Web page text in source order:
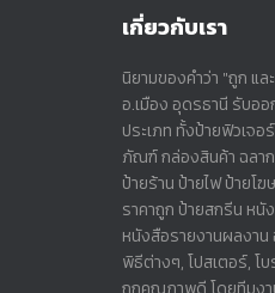
เกี่ยวกับเรา
นิยามของคำว่า "ถูก แ
อ.เมือง อุดรธานี รับ
ประเภท ทั้งป้ายฟิวเจ
ภัณฑ์ กล่องสินค้า ฉลา
ป้ายร้าน ป้ายไฟ ป้ายโ
ราคาถูก ป้ายสกรีน หนั
หนังสือรายงานผลงาน
พิธีต่างๆ, โปสเตอร์, โ